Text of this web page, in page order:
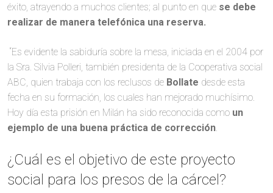
éxito, atrayendo a muchos clientes; al punto en que se debe
realizar de manera telefónica una reserva.
“Es evidente la sabiduría sobre la mesa, iniciada en el 2004 por
la Sra. Silvia Polleri, también presidenta de la Cooperativa social
ABC, quien trabaja con los reclusos de Bollate desde esta
fecha en su formación, los cuales han mejorado muchísimo.
Hoy día esta prisión en Milán ha sido reconocida como un
ejemplo de una buena práctica de corrección
¿Cuál es el objetivo de este proyecto
social para los presos de la cárcel?